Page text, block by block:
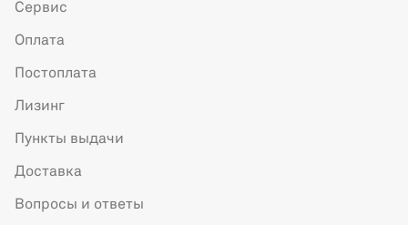
Сервис
Оплата
Постоплата
Лизинг
Пункты выдачи
Доставка
Вопросы и ответы